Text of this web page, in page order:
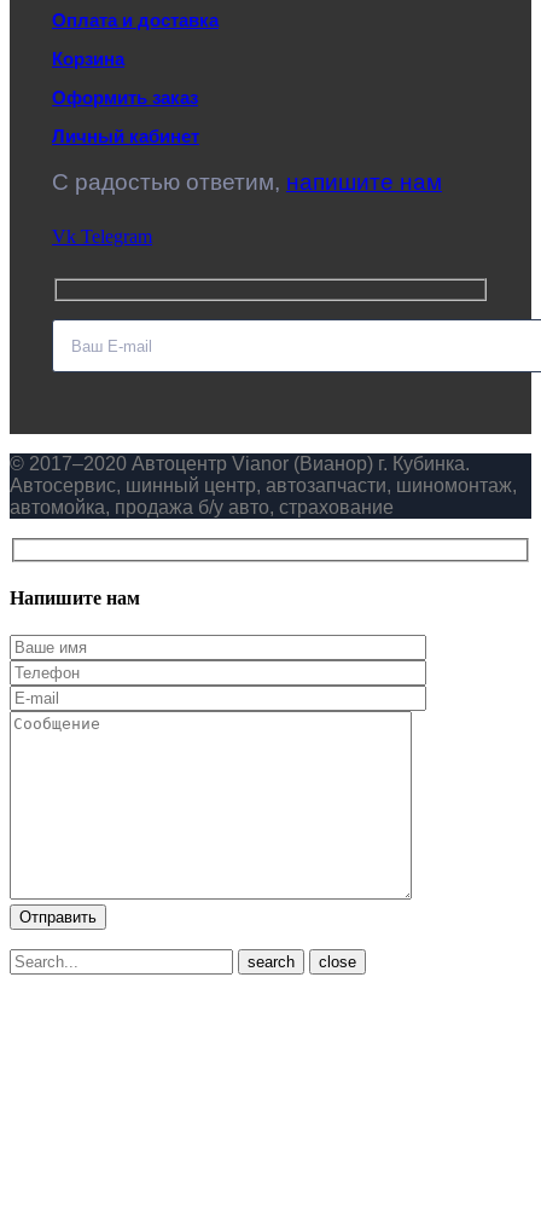
Оплата и доставка
Корзина
Оформить заказ
Личный кабинет
C радостью ответим, напишите нам
Vk Telegram
© 2017–2020 Автоцентр Vianor (Вианор) г. Кубинка.
Автосервис, шинный центр, автозапчасти, шиномонтаж,
автомойка, продажа б/у авто, страхование
Напишите нам
close